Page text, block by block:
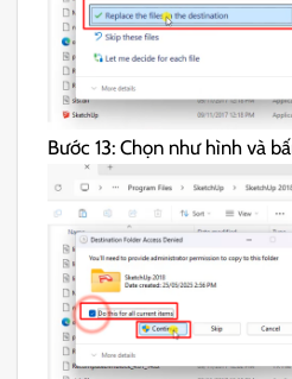
Bước 13: Chọn như hình và